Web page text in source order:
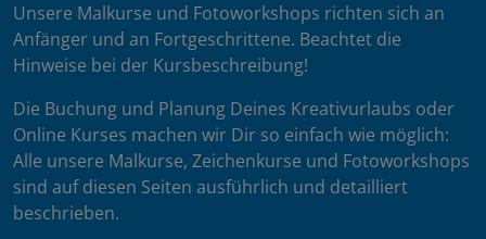
Unsere Malkurse und Fotoworkshops richten sich an
Anfänger und an Fortgeschrittene. Beachtet die
Hinweise bei der Kursbeschreibung!
Die Buchung und Planung Deines Kreativurlaubs oder
Online Kurses machen wir Dir so einfach wie möglich:
Alle unsere Malkurse, Zeichenkurse und Fotoworkshops
sind auf diesen Seiten ausführlich und detailliert
beschrieben.